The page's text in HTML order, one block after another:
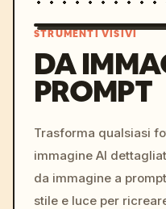
STRUMENTI VISIVI
DA
PROMPT
Trasforma qualsiasi
immagine AI
da immagine a
stile e luce per